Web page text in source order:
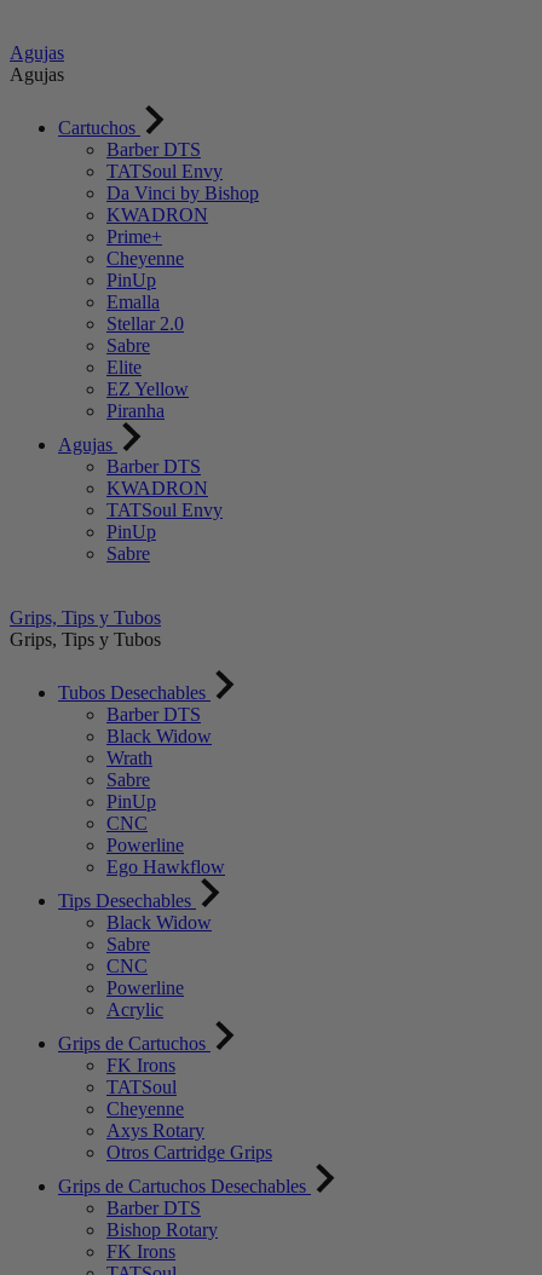
Agujas
Agujas
Cartuchos
Barber DTS
TATSoul Envy
Da Vinci by Bishop
KWADRON
Prime+
Cheyenne
PinUp
Emalla
Stellar 2.0
Sabre
Elite
EZ Yellow
Piranha
Agujas
Barber DTS
KWADRON
TATSoul Envy
PinUp
Sabre
Grips, Tips y Tubos
Grips, Tips y Tubos
Tubos Desechables
Barber DTS
Black Widow
Wrath
Sabre
PinUp
CNC
Powerline
Ego Hawkflow
Tips Desechables
Black Widow
Sabre
CNC
Powerline
Acrylic
Grips de Cartuchos
FK Irons
TATSoul
Cheyenne
Axys Rotary
Otros Cartridge Grips
Grips de Cartuchos Desechables
Barber DTS
Bishop Rotary
FK Irons